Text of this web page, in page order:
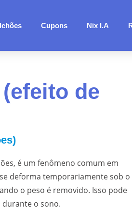
Cupons Nix I.A
de
é um fenômeno comum em
deforma temporariamente sob o
o peso é removido. Isso pode
o sono.